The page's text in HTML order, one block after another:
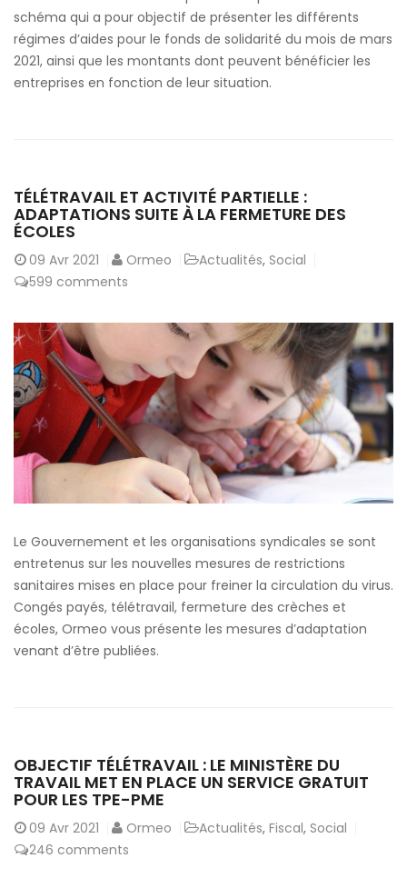
schéma qui a pour objectif de présenter les différents
régimes d’aides pour le fonds de solidarité du mois de mars
2021, ainsi que les montants dont peuvent bénéficier les
entreprises en fonction de leur situation.
TÉLÉTRAVAIL ET ACTIVITÉ PARTIELLE :
ADAPTATIONS SUITE À LA FERMETURE DES
ÉCOLES
09 Avr 2021 Ormeo Actualités, Social
599 comments
Le Gouvernement et les organisations syndicales se sont
entretenus sur les nouvelles mesures de restrictions
sanitaires mises en place pour freiner la circulation du virus.
Congés payés, télétravail, fermeture des crèches et
écoles, Ormeo vous présente les mesures d’adaptation
venant d’être publiées.
OBJECTIF TÉLÉTRAVAIL : LE MINISTÈRE DU
TRAVAIL MET EN PLACE UN SERVICE GRATUIT
POUR LES TPE-PME
09 Avr 2021 Ormeo Actualités, Fiscal, Social
246 comments